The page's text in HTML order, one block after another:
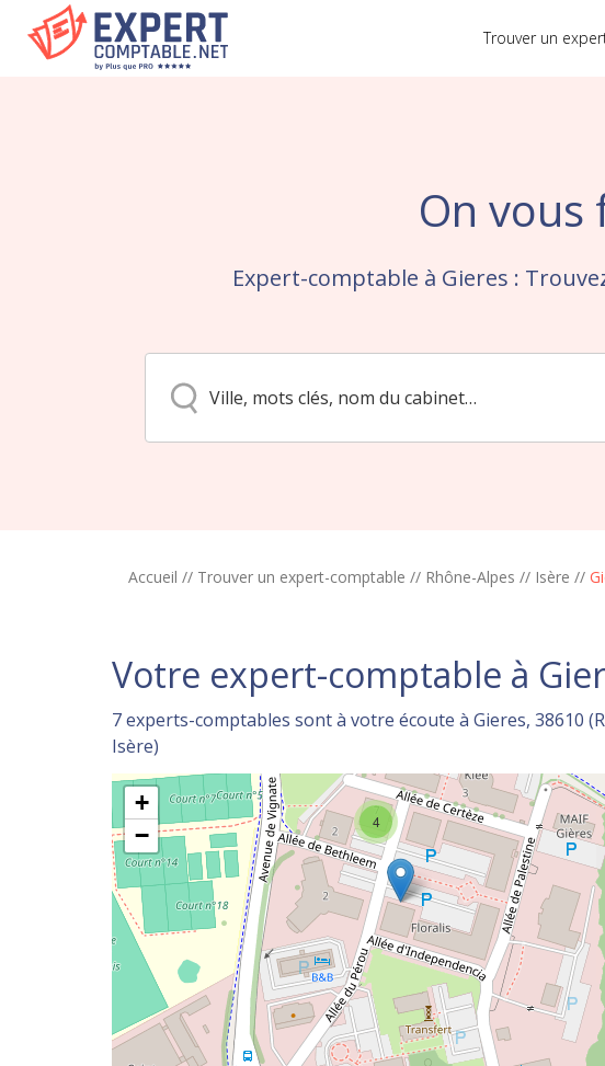
Trouver un
On vous
Expert-comptable à Gieres :
Accueil // Trouver un expert-comptable // Rhône-Alpes // Isère //
Votre expert-comptable à
7 experts-comptables sont à votre écoute à Gieres, 38610
Isère)
4
+
−